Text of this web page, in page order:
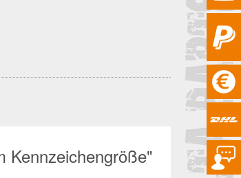
Kennzeichengröße"